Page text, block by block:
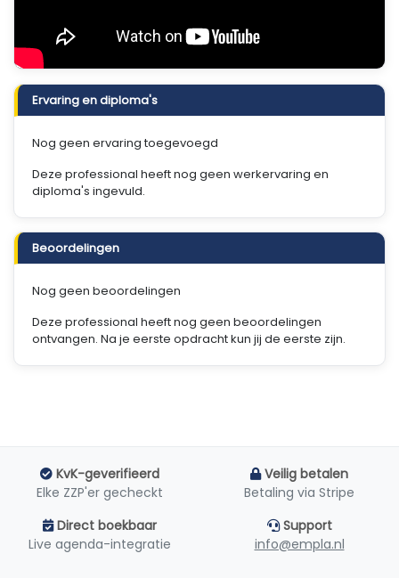
Ervaring en diploma's
Nog geen ervaring toegevoegd
Deze professional heeft nog geen werkervaring en
diploma's ingevuld.
Beoordelingen
Nog geen beoordelingen
Deze professional heeft nog geen beoordelingen
ontvangen. Na je eerste opdracht kun jij de eerste zijn.
KvK-geverifieerd
Elke ZZP'er gecheckt
Veilig betalen
Betaling via Stripe
Direct boekbaar
Live agenda-integratie
Support
info@empla.nl